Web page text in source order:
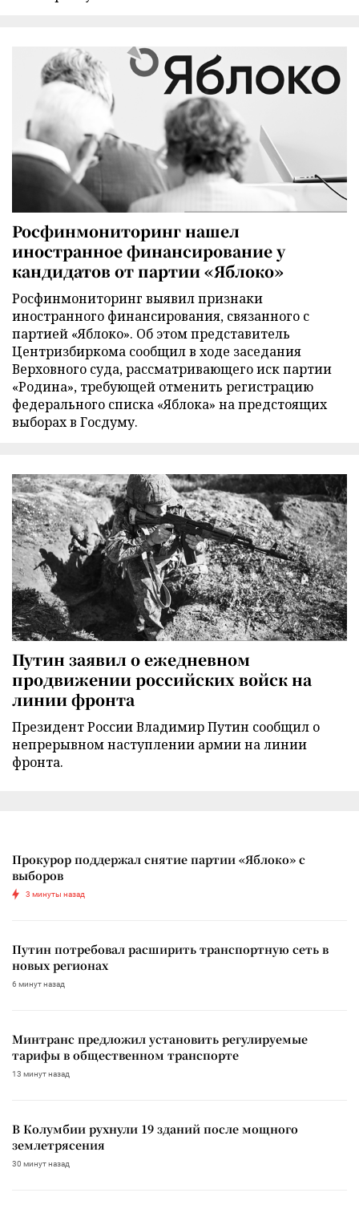
Росфинмониторинг нашел
иностранное финансирование у
кандидатов от партии «Яблоко»
Росфинмониторинг выявил признаки
иностранного финансирования, связанного с
партией «Яблоко». Об этом представитель
Центризбиркома сообщил в ходе заседания
Верховного суда, рассматривающего иск партии
«Родина», требующей отменить регистрацию
федерального списка «Яблока» на предстоящих
выборах в Госдуму.
Путин заявил о ежедневном
продвижении российских войск на
линии фронта
Президент России Владимир Путин сообщил о
непрерывном наступлении армии на линии
фронта.
Прокурор поддержал снятие партии «Яблоко» с
выборов
3 минуты назад
Путин потребовал расширить транспортную сеть в
новых регионах
6 минут назад
Минтранс предложил установить регулируемые
тарифы в общественном транспорте
13 минут назад
В Колумбии рухнули 19 зданий после мощного
землетрясения
30 минут назад